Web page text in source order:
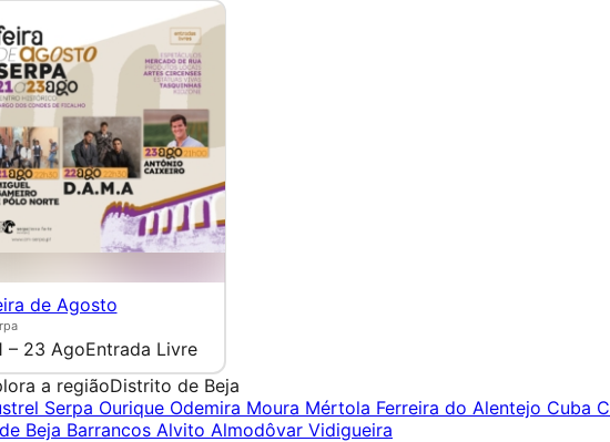
de Agosto
– 23 AgoEntrada Livre
a regiãoDistrito de Beja
Serpa Ourique Odemira Moura Mértola Ferreira do Alentejo Cuba
Beja Barrancos Alvito Almodôvar Vidigueira